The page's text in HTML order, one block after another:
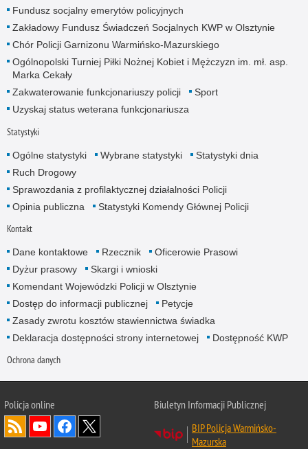
Fundusz socjalny emerytów policyjnych
Zakładowy Fundusz Świadczeń Socjalnych KWP w Olsztynie
Chór Policji Garnizonu Warmińsko-Mazurskiego
Ogólnopolski Turniej Piłki Nożnej Kobiet i Mężczyzn im. mł. asp.
Marka Cekały
Zakwaterowanie funkcjonariuszy policji
Sport
Uzyskaj status weterana funkcjonariusza
Statystyki
Ogólne statystyki Wybrane statystyki
Statystyki dnia
Ruch Drogowy
Sprawozdania z profilaktycznej działalności Policji
Opinia publiczna
Statystyki Komendy Głównej Policji
Kontakt
Dane kontaktowe Rzecznik
Oficerowie Prasowi
Dyżur prasowy
Skargi i wnioski
Komendant Wojewódzki Policji w Olsztynie
Dostęp do informacji publicznej
Petycje
Zasady zwrotu kosztów stawiennictwa świadka
Deklaracja dostępności strony internetowej
Dostępność KWP
Ochrona danych
Policja online
Biuletyn Informacji Publicznej
BIP Policja Warmińsko-
Mazurska